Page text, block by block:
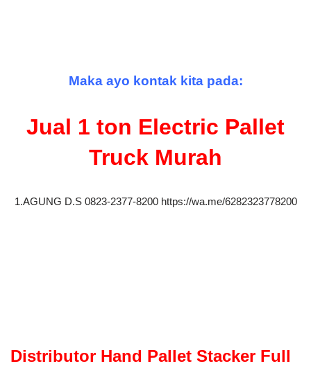
Maka ayo kontak kita pada:
Jual 1 ton Electric Pallet
Truck Murah
1.AGUNG D.S 0823-2377-8200 https://wa.me/6282323778200
Distributor Hand Pallet Stacker Full